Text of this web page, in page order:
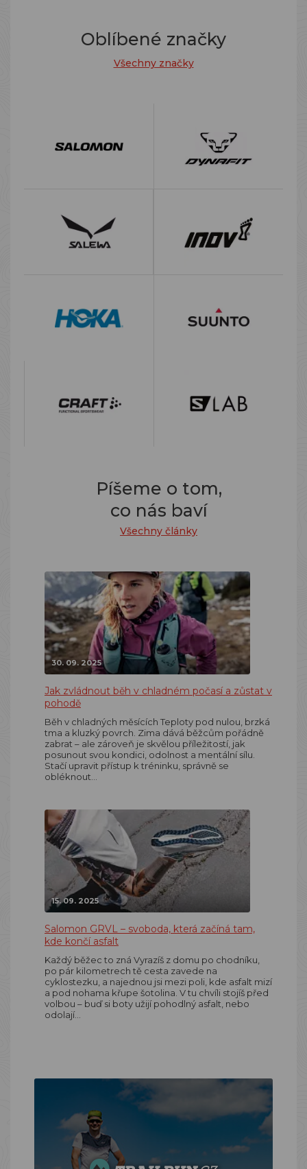
Oblíbené značky
Všechny značky
Píšeme o tom,
co nás baví
Všechny články
30. 09. 2025
Jak zvládnout běh v chladném počasí a zůstat v
pohodě
Běh v chladných měsících Teploty pod nulou, brzká
tma a kluzký povrch. Zima dává běžcům pořádně
zabrat – ale zároveň je skvělou příležitostí, jak
posunout svou kondici, odolnost a mentální sílu.
Stačí upravit přístup k tréninku, správně se
obléknout…
15. 09. 2025
Salomon GRVL – svoboda, která začíná tam,
kde končí asfalt
Každý běžec to zná Vyrazíš z domu po chodníku,
po pár kilometrech tě cesta zavede na
cyklostezku, a najednou jsi mezi poli, kde asfalt mizí
a pod nohama křupe šotolina. V tu chvíli stojíš před
volbou – buď si boty užijí pohodlný asfalt, nebo
odolají…